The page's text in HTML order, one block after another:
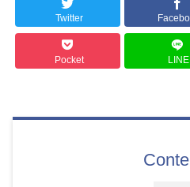
Twitter
Pocket LINE